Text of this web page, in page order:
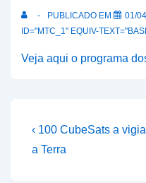
PUBLICADO EM 01/
ID="MTC_1" EQUIV-
Veja aqui o programa
Navegação
de
Previous
Post
‹ 100 CubeSats a
a Terra